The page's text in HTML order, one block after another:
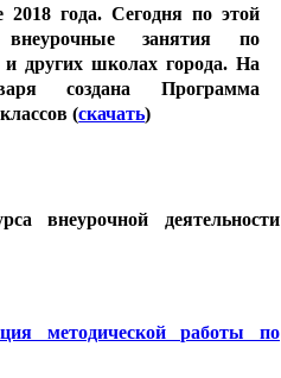
года. Сегодня по этой
занятия по
других школах города. На
создана Программа
(скачать)
внеурочной деятельности
методической работы по